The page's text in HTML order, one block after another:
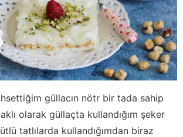
güllacın nötr bir tada sahip
olarak güllaçta kullandığım şeker
tatlılarda kullandığımdan biraz